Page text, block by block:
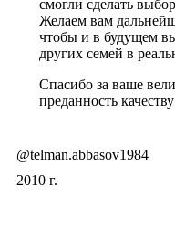
смогли сделать
Желаем вам
чтобы и в будущем
других семей в
Спасибо за ваше
преданность
@telman.abbasov1984
2010 г.